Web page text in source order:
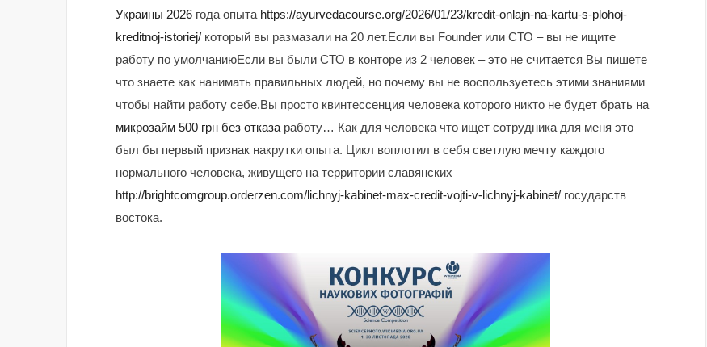
Украины 2026 года опыта https://ayurvedacourse.org/2026/01/23/kredit-onlajn-na-kartu-s-plohoj-
kreditnoj-istoriej/ который вы размазали на 20 лет.Если вы Founder или СТО – вы не ищите
работу по умолчаниюЕсли вы были СТО в конторе из 2 человек – это не считается Вы пишете
что знаете как нанимать правильных людей, но почему вы не воспользуетесь этими знаниями
чтобы найти работу себе.Вы просто квинтессенция человека которого никто не будет брать на
микрозайм 500 грн без отказа работу… Как для человека что ищет сотрудника для меня это
был бы первый признак накрутки опыта. Цикл воплотил в себя светлую мечту каждого
нормального человека, живущего на территории славянских
http://brightcomgroup.orderzen.com/lichnyj-kabinet-max-credit-vojti-v-lichnyj-kabinet/ государств
востока.